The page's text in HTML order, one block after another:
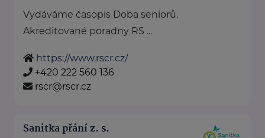
Vydáváme časopis Doba seniorů.
Akreditované poradny RS ...
https://www.rscr.cz/
+420 222 560 136
rscr@rscr.cz
Sanitka přání z. s.